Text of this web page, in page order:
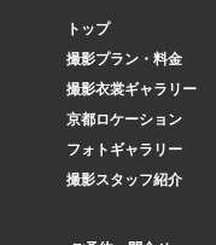
トップ
撮影プラン・料金
撮影衣裳ギャラリー
京都ロケーション
フォトギャラリー
撮影スタッフ紹介